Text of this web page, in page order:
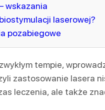
wskazania
laserowej?
pozabiegowe
tempie,
zastosowanie lasera
leczenia, ale także